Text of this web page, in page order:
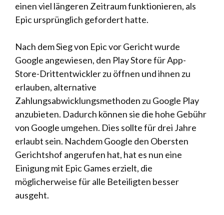
einen viel längeren Zeitraum funktionieren, als
Epic ursprünglich gefordert hatte.
Nach dem Sieg von Epic vor Gericht wurde
Google angewiesen, den Play Store für App-
Store-Drittentwickler zu öffnen und ihnen zu
erlauben, alternative
Zahlungsabwicklungsmethoden zu Google Play
anzubieten. Dadurch können sie die hohe Gebühr
von Google umgehen. Dies sollte für drei Jahre
erlaubt sein. Nachdem Google den Obersten
Gerichtshof angerufen hat, hat es nun eine
Einigung mit Epic Games erzielt, die
möglicherweise für alle Beteiligten besser
ausgeht.